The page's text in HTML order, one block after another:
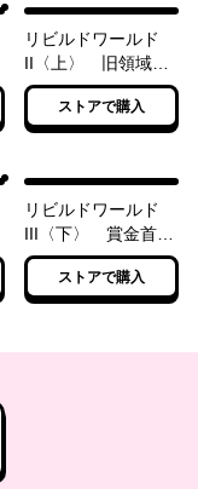
リビルドワールド
II〈上〉 旧領域接
続者
ストアで購入
リビルドワールド
III〈下〉 賞金首討
伐の誘い
ストアで購入